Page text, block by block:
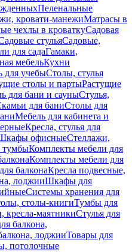
Пеленальные
кровати-манежиМатрасы в
чехлы в кроваткуСадовая
стульяСадовые,
для садаГамаки,
мебельКухни
для учебыСтолы, стулья
столы и партыРастущие
для бани и сауныСтулья,
для баниСтолы для
Мебель для кабинета и
Кресла, стулья для
офисныеСтеллажи,
Комплекты мебели для
Комплекты мебели для
балконаКресла подвесные,
лоджииШкафы для
Системы хранения для
столы-книгиТумбы для
кресла-маятникиСтулья для
балкона,
лоджииТовары для
потолочные